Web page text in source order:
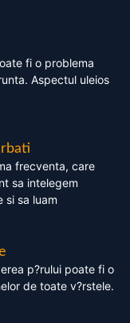
fi o problema
Aspectul uleios
frecventa, care
sa intelegem
si sa luam
p?rului poate fi o
de toate v?rstele.